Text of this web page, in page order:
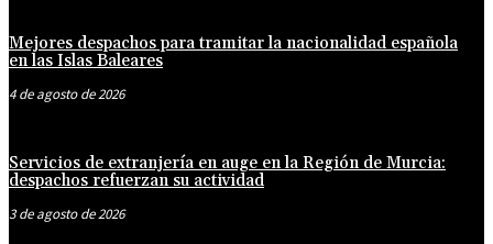
Mejores despachos para tramitar la nacionalidad española
en las Islas Baleares
4 de agosto de 2026
Servicios de extranjería en auge en la Región de Murcia:
despachos refuerzan su actividad
3 de agosto de 2026